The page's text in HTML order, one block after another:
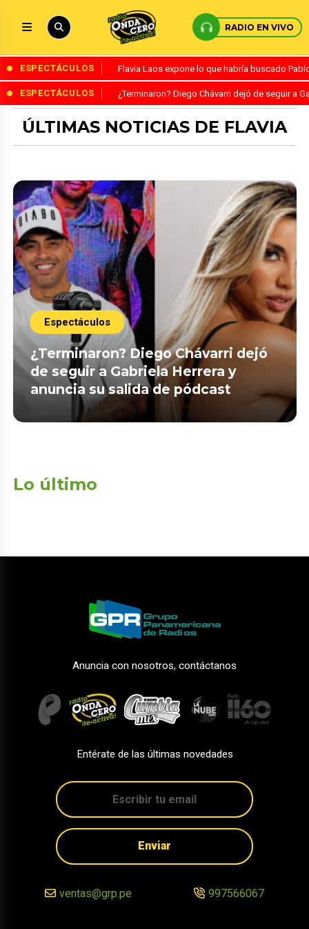
RADIO EN VIVO
ESPECTÁCULOS Flavia Laos expone lo que habría buscado
ESPECTÁCULOS ¿Terminaron? Diego Chávarri dejó de seguir a
ÚLTIMAS NOTICIAS DE FLAVIA
Espectáculos
¿Terminaron? Diego Chávarri dejó
de seguir a Gabriela Herrera y
anuncia su salida de pódcast
Lo último
Anuncia con nosotros, contáctanos
Entérate de las últimas novedades
Enviar
ventas@grp.pe 997566067